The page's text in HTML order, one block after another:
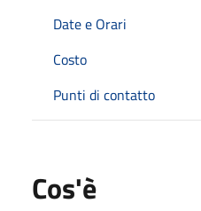
Date e Orari
Costo
Punti di contatto
Cos'è